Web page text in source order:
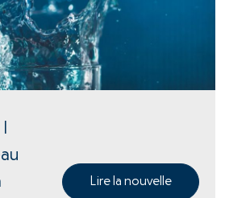
Lire la nouvelle